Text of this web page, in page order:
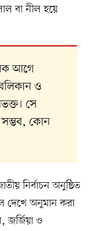
বা নীল হয়ে
আগে
ও
সে
সম্ভব, কোন
নির্বাচন অনুষ্ঠিত
দেখে অনুমান করা
জর্জিয়া ও